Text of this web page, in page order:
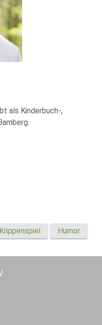
als Kinderbuch-,
Krippenspiel Humor